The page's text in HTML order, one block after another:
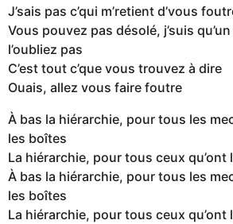
J’sais pas c’qui m’retient d’vous
Vous pouvez pas désolé, j’suis
l’oubliez pas
C’est tout c’que vous trouvez à dire
Ouais, allez vous faire foutre
À bas la hiérarchie, pour tous les
les boîtes
La hiérarchie, pour tous ceux qu’ont
À bas la hiérarchie, pour tous les
les boîtes
La hiérarchie, pour tous ceux qu’ont